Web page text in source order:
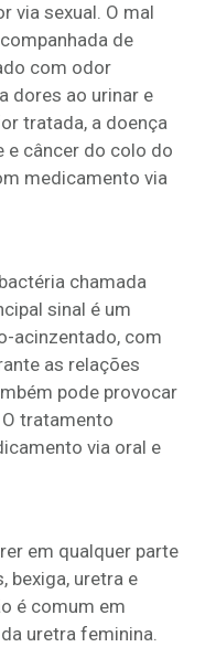
via sexual. O mal
de
com odor
dores ao urinar e
tratada, a doença
câncer do colo do
medicamento via
chamada
sinal é um
acinzentado, com
as relações
pode provocar
tratamento
via oral e
em qualquer parte
bexiga, uretra e
é comum em
uretra feminina.